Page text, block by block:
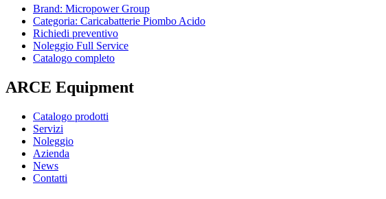
Brand: Micropower Group
Categoria: Caricabatterie Piombo Acido
Richiedi preventivo
Noleggio Full Service
Catalogo completo
ARCE Equipment
Catalogo prodotti
Servizi
Noleggio
Azienda
News
Contatti